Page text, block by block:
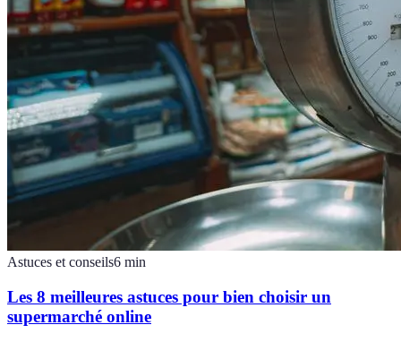
Astuces et conseils6 min
Les 8 meilleures astuces pour bien choisir un
supermarché online